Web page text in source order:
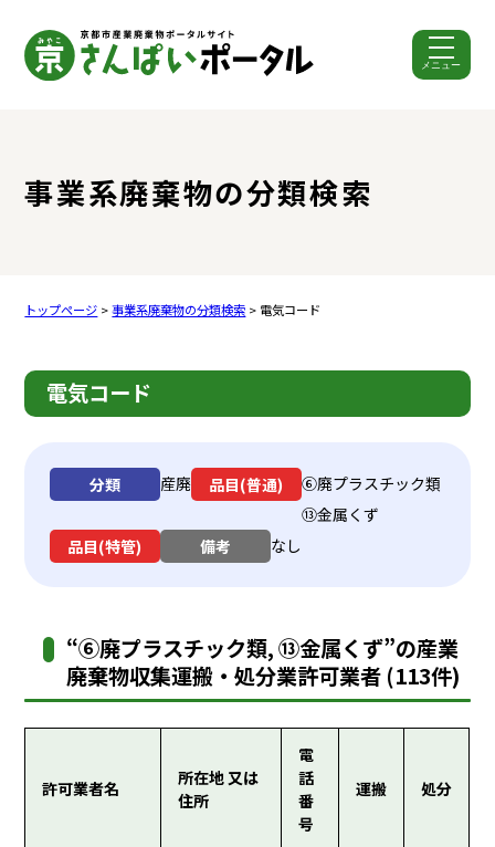
メニュー
事業系廃棄物の分類検索
トップページ >事業系廃棄物の分類検索 > 電気コード
電気コード
分類 産廃 品目(普通)
⑥廃プラスチック類
⑬金属くず
品目(特管)
備考 なし
“⑥廃プラスチック類, ⑬金属くず”の産業
廃棄物収集運搬・処分業許可業者 (113件)
許可業者名
所在地 又は
住所
電
話
番
号
運搬 処分